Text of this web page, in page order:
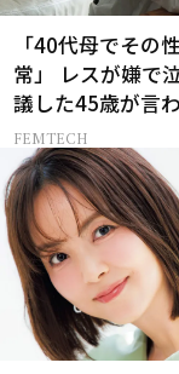
「40代母でその
常」 レスが嫌で
議した45歳が言
言【セックスレス
THE CITY -女たち
白-】
FEMTECH